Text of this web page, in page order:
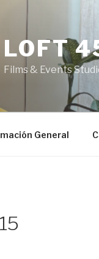
LOFT
Films & Events
General